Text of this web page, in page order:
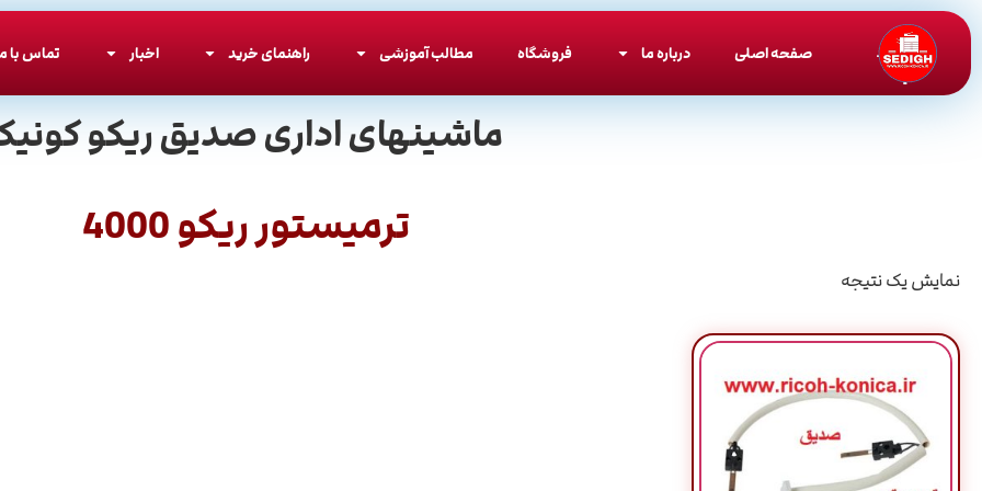
صفحه اصلی درباره ما فروشگاه مطالب آموزشی راهنمای خرید اخبار تماس با
ماشینهای اداری صدیق ریکو
ترمیستور ریکو 4000
نمایش یک نتیجه